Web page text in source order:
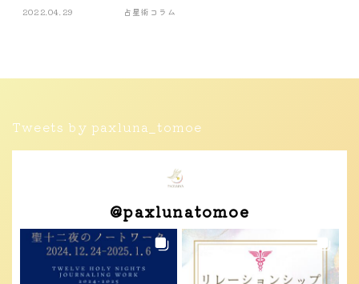
2022.04.29 占星術コラム
Tweets by paxluna_tomoe
@paxlunatomoe